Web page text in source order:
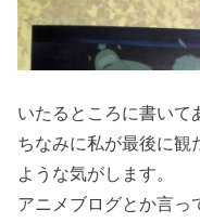
いたるところに書いて
ちなみに私が最後に観
ような気がします。
アニメブログとか言っ